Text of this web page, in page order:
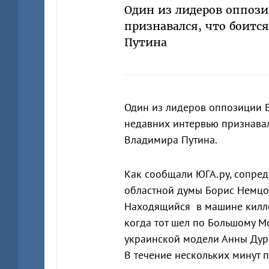
Один из лидеров
признавался, что
Путина
Один из лидеров оппозиции
недавних интервью
Владимира Путина.
Как сообщали ЮГА.ру,
областной думы Борис
Находящийся в машине
когда тот шел по Большому
украинской модели Анны
В течение нескольких минут